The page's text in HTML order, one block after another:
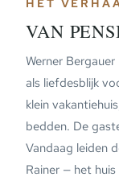
VAN
Werner
als liefdesblijk
klein
bedden. De
Vandaag leiden
Rainer — het